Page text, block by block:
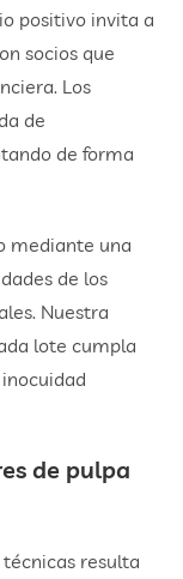
positivo invita a
socios que
Los
de
de forma
mediante una
de los
Nuestra
lote cumpla
de pulpa
resulta